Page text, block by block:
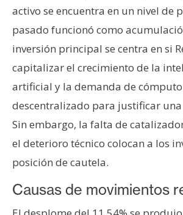
o
y
P
u
b
i
c
i
d
d
activo se encuentra en un nivel de
pasado funcionó como
inversión principal se centra en si
capitalizar el crecimiento de la
artificial y la demanda de cómputo
descentralizado para justificar
Sin embargo, la falta de
el deterioro técnico colocan a los
posición de cautela.
Causas de movimientos